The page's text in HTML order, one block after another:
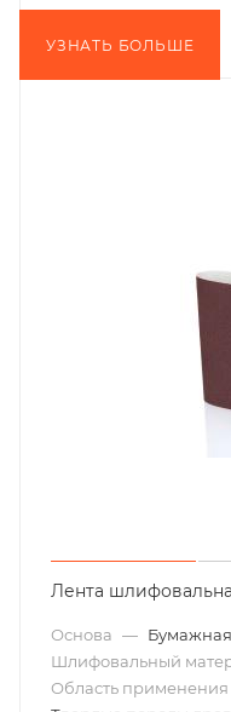
УЗНАТЬ БОЛЬШЕ
Лента
Основа — Бумажная
Шлифовальный
Область применения